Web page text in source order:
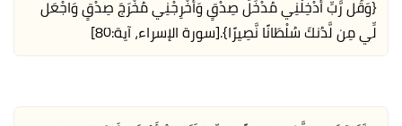
{وَقُل رَّبِّ أَدْخِلْنِي مُدْخَلَ صِدْقٍ وَأَخْرِجْنِي مُخْرَجَ صِدْقٍ وَاجْعَل
لِّي مِن لَّدُنكَ سُلْطَانًا نَّصِيرًا}.[سورة الإسراء، آية:80]